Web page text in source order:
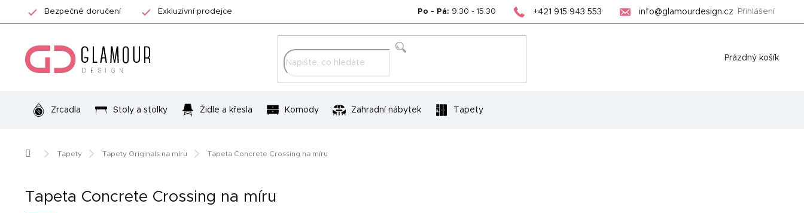
Bezpečné doručení Exkluzivní prodejce Po - Pá: 9:30 - 15:30 +421 915 943 553 info@glamourdesign.cz Přihlášení
Nákupní
Prázdný košík
Zrcadla Stoly a stolky Židle a křesla Komody Zahradní nábytek Tapety
Domů Tapety Tapety Originals na míru Tapeta Concrete Crossing na míru
Tapeta Concrete Crossing na míru